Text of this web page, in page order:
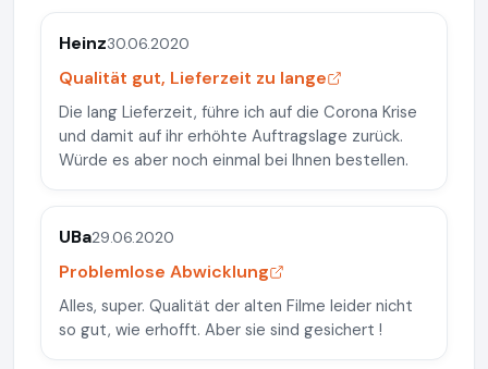
Heinz30.06.2020
Qualität gut, Lieferzeit zu lange
Die lang Lieferzeit, führe ich auf die Corona Krise
und damit auf ihr erhöhte Auftragslage zurück.
Würde es aber noch einmal bei Ihnen bestellen.
UBa29.06.2020
Problemlose Abwicklung
Alles, super. Qualität der alten Filme leider nicht
so gut, wie erhofft. Aber sie sind gesichert !